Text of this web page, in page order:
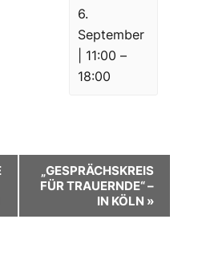
6.
September
| 11:00 –
18:00
„GESPRÄCHSKREIS
FÜR TRAUERNDE“ –
IN KÖLN »